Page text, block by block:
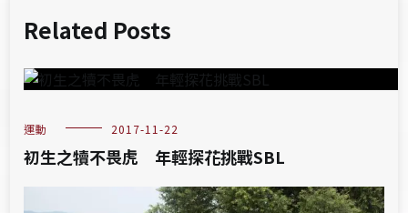
Related Posts
運動 2017-11-22
初生之犢不畏虎 年輕探花挑戰SBL